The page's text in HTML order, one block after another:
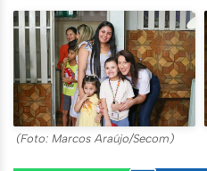
(Foto: Marcos Araújo/Secom)